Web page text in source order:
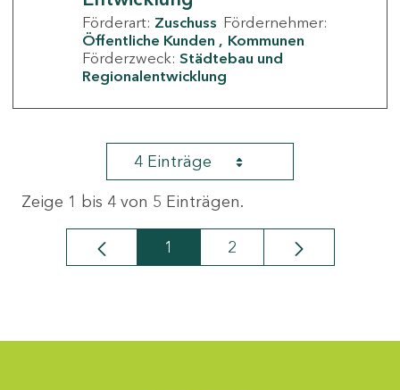
Förderart: Zuschuss Fördernehmer:
Öffentliche Kunden
Kommunen
Förderzweck: Städtebau und
Regionalentwicklung
4 Einträge
Zeige 1 bis 4 von 5 Einträgen.
Seite
1 Seite
2